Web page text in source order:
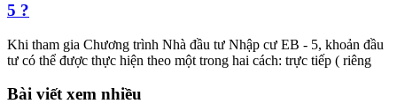
5 ?
Khi tham gia Chương trình Nhà đầu tư Nhập cư EB - 5, khoản đầu
tư có thể được thực hiện theo một trong hai cách: trực tiếp ( riêng
Bài viết xem nhiều